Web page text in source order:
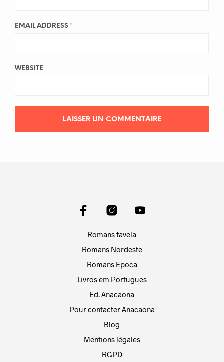
EMAIL ADDRESS *
WEBSITE
Romans favela
Romans Nordeste
Romans Epoca
Livros em Portugues
Ed. Anacaona
Pour contacter Anacaona
Blog
Mentions légales
RGPD